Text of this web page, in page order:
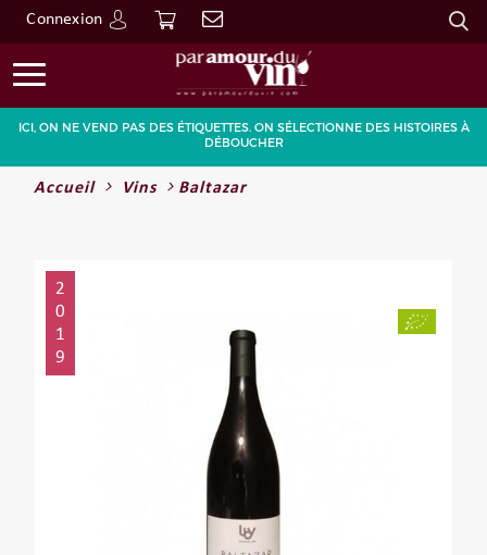
Connexion
Go
ICI, ON NE VEND PAS DES ÉTIQUETTES. ON SÉLECTIONNE DES HISTOIRES À
DÉBOUCHER
Accueil Vins Baltazar
2
0
1
9